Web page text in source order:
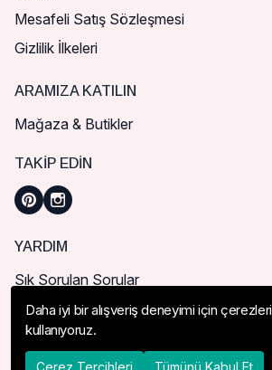
Mesafeli Satış Sözleşmesi
Gizlilik İlkeleri
ARAMIZA KATILIN
Mağaza & Butikler
TAKIP EDIN
YARDIM
Sık Sorulan Sorular
Nasıl Sipariş Verebilirim?
Kargo ve Teslimat
İade, İptal ve Değişim
Daha iyi bir alışveriş deneyimi için çerezleri
kullanıyoruz.
Çerez Tercihleri Tümünü Kabul Et